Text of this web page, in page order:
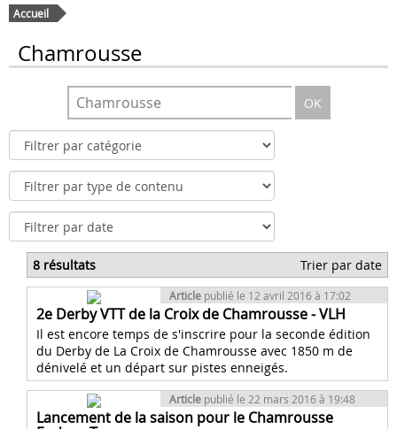
Accueil
Chamrousse
OK
8 résultats Trier par date
Article publié le 12 avril 2016 à 17:02
2e Derby VTT de la Croix de Chamrousse - VLH
Il est encore temps de s'inscrire pour la seconde édition
du Derby de La Croix de Chamrousse avec 1850 m de
dénivelé et un départ sur pistes enneigés.
Article publié le 22 mars 2016 à 19:48
Lancement de la saison pour le Chamrousse